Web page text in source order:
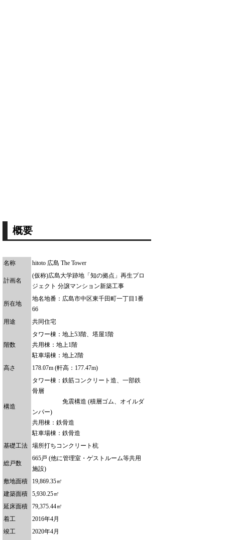
概要
名称 hitoto 広島 The Tower
計画名
(仮称)広島大学跡地「知の拠点」再生プロ
ジェクト 分譲マンション新築工事
所在地
地名地番：広島市中区東千田町一丁目1番
66
用途
共同住宅
階数
タワー棟：地上53階、塔屋1階
共用棟：地上1階
駐車場棟：地上2階
高さ
178.07m (軒高：177.47m)
構造
タワー棟：鉄筋コンクリート造、一部鉄
骨層
免震構造 (積層ゴム、オイルダ
ンパー)
共用棟：鉄骨造
駐車場棟：鉄骨造
基礎工法
場所打ちコンクリート杭
総戸数
665戸 (他に管理室・ゲストルーム等共用
施設)
敷地面積
19,869.35㎡
建築面積
5,930.25㎡
延床面積
79,375.44㎡
着工
2016年4月
竣工
2020年4月